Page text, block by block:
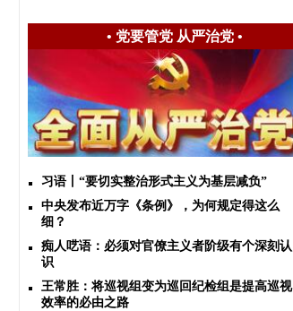
• 党要管党 从严治党•
习语丨“要切实整治形式主义为基层减负”
中央发布近万字《条例》，为何规定得这么
细？
痴人呓语：必须对官僚主义者阶级有个深刻认
识
王常胜：将巡视组变为巡回纪检组是提高巡视
效率的必由之路